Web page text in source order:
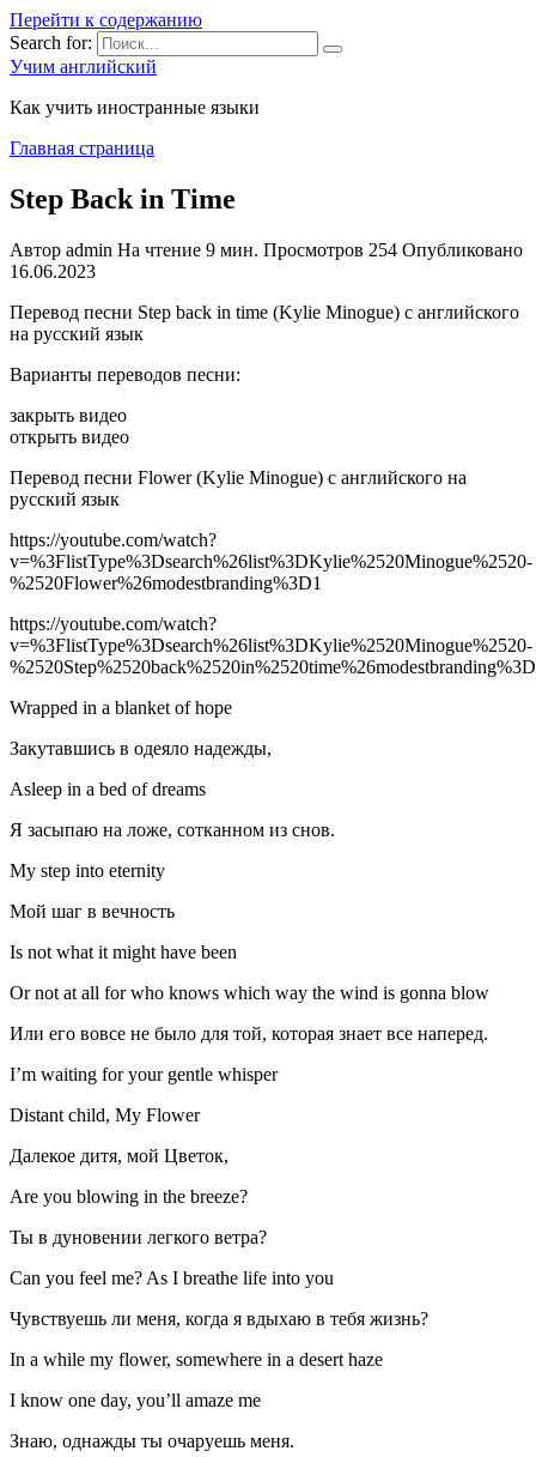
Перейти к содержанию
Search for:
Учим английский
Как учить иностранные языки
Главная страница
Step Back in Time
Автор admin На чтение 9 мин. Просмотров 254 Опубликовано
16.06.2023
Перевод песни Step back in time (Kylie Minogue) с английского
на русский язык
Варианты переводов песни:
закрыть видео
открыть видео
Перевод песни Flower (Kylie Minogue) с английского на
русский язык
https://youtube.com/watch?
v=%3FlistType%3Dsearch%26list%3DKylie%2520Minogue%2520-
%2520Flower%26modestbranding%3D1
https://youtube.com/watch?
v=%3FlistType%3Dsearch%26list%3DKylie%2520Minogue%2520-
Wrapped in a blanket of hope
Закутавшись в одеяло надежды,
Asleep in a bed of dreams
Я засыпаю на ложе, сотканном из снов.
My step into eternity
Мой шаг в вечность
Is not what it might have been
Or not at all for who knows which way the wind is gonna blow
Или его вовсе не было для той, которая знает все наперед.
I’m waiting for your gentle whisper
Distant child, My Flower
Далекое дитя, мой Цветок,
Are you blowing in the breeze?
Ты в дуновении легкого ветра?
Can you feel me? As I breathe life into you
Чувствуешь ли меня, когда я вдыхаю в тебя жизнь?
In a while my flower, somewhere in a desert haze
I know one day, you’ll amaze me
Знаю, однажды ты очаруешь меня.